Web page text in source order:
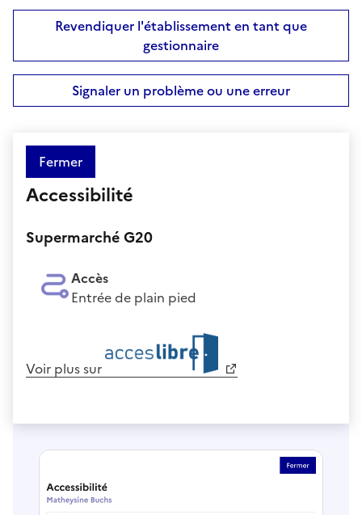
Revendiquer l'établissement en tant que
gestionnaire
Signaler un problème ou une erreur
Fermer
Accessibilité
Supermarché G20
Accès
Entrée de plain pied
Voir plus sur